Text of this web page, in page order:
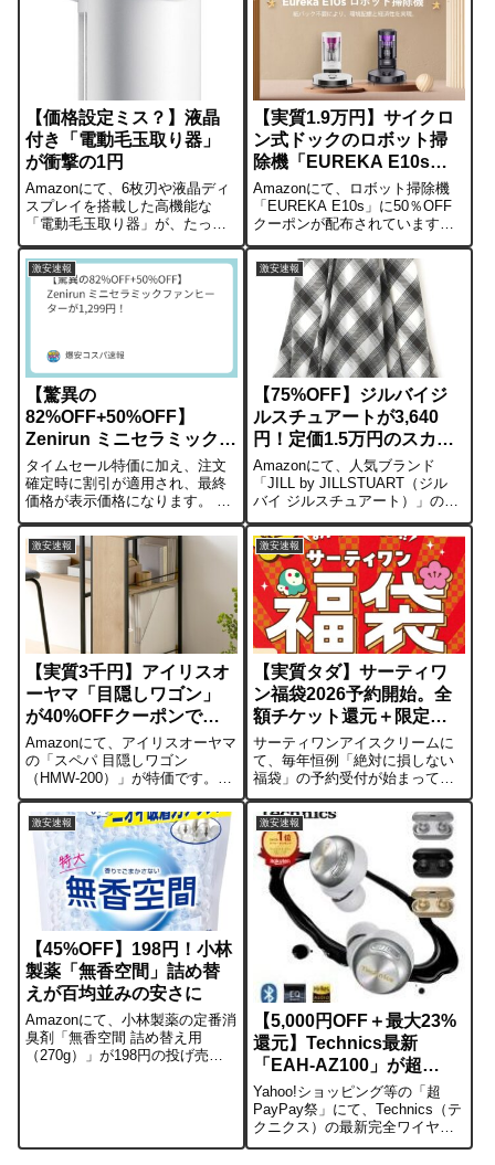
ます。170円引きでお得に天丼を
モデルですが、そこから約
65%OFF（12,8...
【価格設定ミス？】液晶
付き「電動毛玉取り器」
が衝撃の1円
Amazonにて、6枚刃や液晶ディ
スプレイを搭載した高機能な
「電動毛玉取り器」が、たった
の1円で販売されています。通
常、こうした充電式・替刃付き
のモデルは2,000円〜3,000円程
度が相場です。1円という価格は
明らかに常軌を逸しており、
【実質1.9万円】サイクロ
ン式ドックのロボット掃
除機「EUREKA E10s」
が50％OFFクーポン対象
Amazonにて、ロボット掃除機
「EUREKA E10s」に50％OFF
クーポンが配布されています。
記事作成時点の表示価格
（39,600円）にクーポンを適用
すると、約19,800円で購入可能
です。■主な仕様吸引力：
4000Pa清掃能力：...
激安速報
【驚異の
82%OFF+50%OFF】
Zenirun ミニセラミックフ
ァンヒーターが1,299円！
タイムセール特価に加え、注文
確定時に割引が適用され、最終
価格が表示価格になります。 元
の価格（14,438円）からの大幅
値下げです！【商品の特徴】速
暖: 高出力PTCセラミック採用。
スイッチを入れてわずか2秒で温
風が出ます。2モード搭載: ...
激安速報
【75%OFF】ジルバイジ
ルスチュアートが3,640
円！定価1.5万円のスカー
トが激安
Amazonにて、人気ブランド
「JILL by JILLSTUART（ジル
バイ ジルスチュアート）」のス
カートが驚異の75%OFFになっ
ています。定価14,850円のアイ
テムが3,640円まで値下がりして
おり、1万円以上も安く購入でき
るチ...
激安速報
【実質3千円】アイリスオ
ーヤマ「目隠しワゴン」
が40%OFFクーポンで激
安
Amazonにて、アイリスオーヤマ
の「スペパ 目隠しワゴン
（HMW-200）」が特価です。
8%OFFのセール価格に加え、商
品ページにある40%OFFクーポ
ンを適用することで3,332円で購
入可能。中身が見えないスタイ
リッシュなワゴンが、3,...
激安速報
【実質タダ】サーティワ
ン福袋2026予約開始。全
額チケット還元＋限定グ
ッズ付き
サーティワンアイスクリームに
て、毎年恒例「絶対に損しない
福袋」の予約受付が始まってい
ます。今年は3,500円と2,500円
の2種類。どちらも購入金額と同
額の「電子チケット」が入って
いるため、アイスを食べる人な
らグッズ代が実質無料になる神
仕様...
激安速報
【45%OFF】198円！小林
製薬「無香空間」詰め替
えが百均並みの安さに
Amazonにて、小林製薬の定番消
臭剤「無香空間 詰め替え用
（270g）」が198円の投げ売り
る異常事態です。📌 価格・...
激安速報
【5,000円OFF＋最大23%
還元】Technics最新
「EAH-AZ100」が超
PayPay祭で激安！
Yahoo!ショッピング等の「超
PayPay祭」にて、Technics（テ
クニクス）の最新完全ワイヤレ
スイヤホン「EAH-AZ100」が特